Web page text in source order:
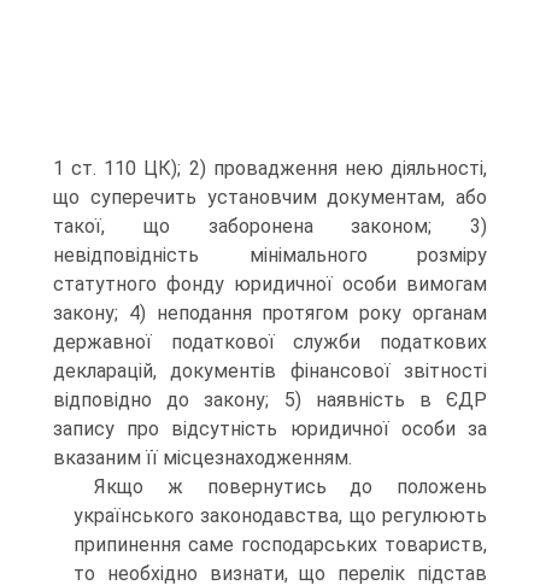
1 ст. 110 ЦК); 2) провадження нею діяльності,
що суперечить установчим документам, або
такої, що заборонена законом; 3)
невідповідність мінімального розміру
статутного фонду юридичної особи вимогам
закону; 4) неподання протягом року органам
державної податкової служби податкових
декларацій, документів фінансової звітності
відповідно до закону; 5) наявність в ЄДР
запису про відсутність юридичної особи за
вказаним її місцезнаходженням.
Якщо ж повернутись до положень
українського законодавства, що регулюють
припинення саме господарських товариств,
то необхідно визнати, що перелік підстав